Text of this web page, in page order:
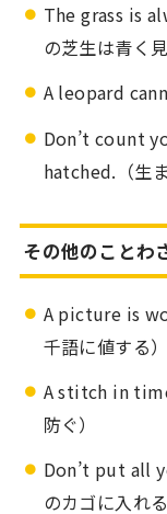
The grass is
の芝生は青く見
A leopard
Don’t count
hatched.（生
その他のことわ
A picture is
千語に値する）
A stitch in
防ぐ）
Don’t put all
のカゴに入れる